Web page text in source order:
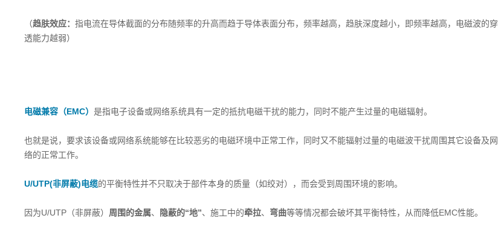
（趋肤效应：指电流在导体截面的分布随频率的升高而趋于导体表面分布，频率越高，趋肤深度越小，即频率越高，电磁波的穿
透能力越弱）
电磁兼容（EMC）是指电子设备或网络系统具有一定的抵抗电磁干扰的能力，同时不能产生过量的电磁辐射。
也就是说，要求该设备或网络系统能够在比较恶劣的电磁环境中正常工作，同时又不能辐射过量的电磁波干扰周围其它设备及网
络的正常工作。
U/UTP(非屏蔽)电缆的平衡特性并不只取决于部件本身的质量（如绞对），而会受到周围环境的影响。
因为U/UTP（非屏蔽） 周围的金属、 隐蔽的“地”、施工中的牵拉、 弯曲等等情况都会破坏其平衡特性，从而降低EMC性能。